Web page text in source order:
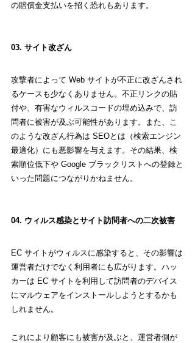
の賠償金支払いを招く恐れもあります。
03. サイト改ざん
攻撃者によって Web サイトが不正に改ざんされ
るケースも少なくありません。不正リンクの貼
付や、有害なウィルスコードの埋め込みで、訪
問者に被害が及ぶ可能性があります。また、こ
のような改ざん行為は SEOとは（検索エンジン
最適化） にも悪影響を与えます。その結果、検
索順位低下や Google ブラックリストへの登録と
いった問題につながりかねません。
04. ウィルス感染とサイト訪問者への二次被害
EC サイトがウィルスに感染すると、その影響は
運営者だけでなく利用者にも広がります。ハッ
カーは EC サイトを利用して訪問者のデバイス
にマルウェアをインストールしようとするかも
しれません。
これにより顧客にも被害が及ぶと、運営者側が